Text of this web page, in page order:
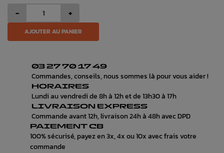
- +
AJOUTER AU PANIER
03 27 70 17 49
Commandes, conseils, nous sommes là pour vous aider !
HORAIRES
Lundi au vendredi de 8h à 12h et de 13h30 à 17h
LIVRAISON EXPRESS
Commande avant 12h, livraison 24h à 48h avec DPD
PAIEMENT CB
100% sécurisé, payez en 3x, 4x ou 10x avec frais votre
commande